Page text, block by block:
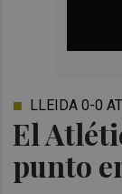
El
punto
LLEIDA 0-0